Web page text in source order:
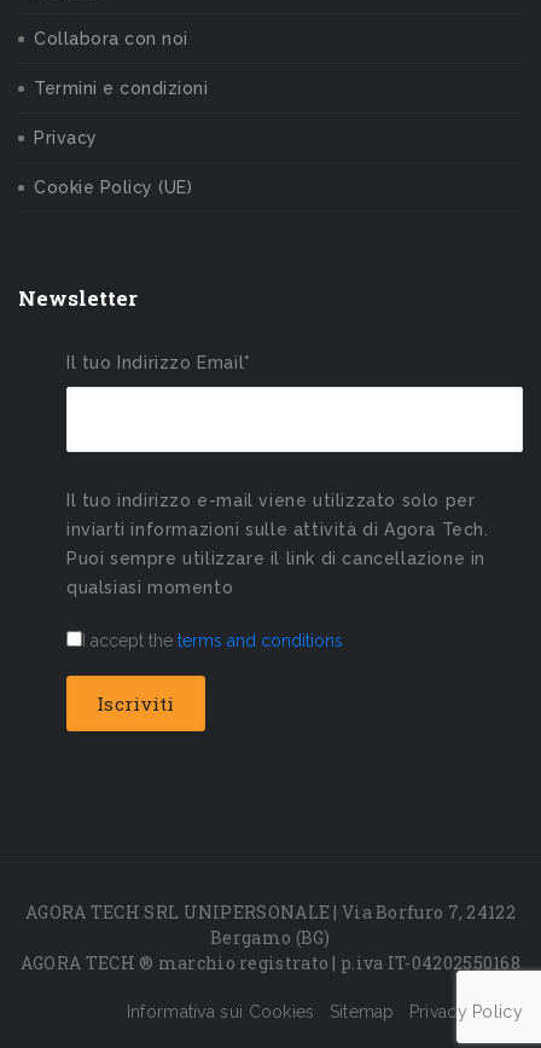
Collabora con noi
Termini e condizioni
Privacy
Cookie Policy (UE)
Newsletter
Il tuo Indirizzo Email*
Il tuo indirizzo e-mail viene utilizzato solo per
inviarti informazioni sulle attività di Agora Tech.
Puoi sempre utilizzare il link di cancellazione in
qualsiasi momento
I accept the terms and conditions
AGORA TECH SRL UNIPERSONALE | Via Borfuro 7, 24122
Bergamo (BG)
AGORA TECH ® marchio registrato | p.iva IT-04202550168
Informativa sui Cookies Sitemap Privacy Policy